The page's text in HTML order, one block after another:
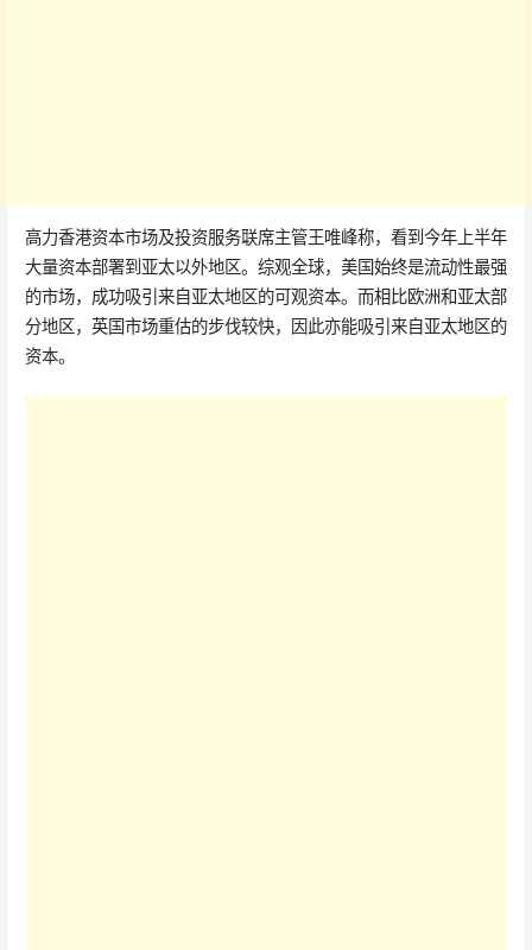
高力香港资本市场及投资服务联席主管王唯峰称，看到今年上半年
大量资本部署到亚太以外地区。综观全球，美国始终是流动性最强
的市场，成功吸引来自亚太地区的可观资本。而相比欧洲和亚太部
分地区，英国市场重估的步伐较快，因此亦能吸引来自亚太地区的
资本。